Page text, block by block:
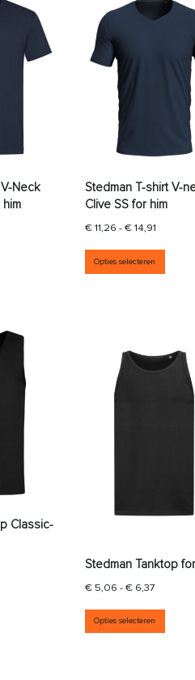
op de productpagina
Deze optie kan gekozen
Neck
€ 4,66 tot € 7,14
product heeft meerdere
Stedman T-shirt V-
Clive SS for him
€11,26 - €14,91
Opties selecteren
Dit
op de productpagina
Deze optie kan gekozen
Classic-
€ 4,58 tot € 5,81
product heeft meerdere
Stedman Tanktop
€5,06 - €6,37
Opties selecteren
Dit